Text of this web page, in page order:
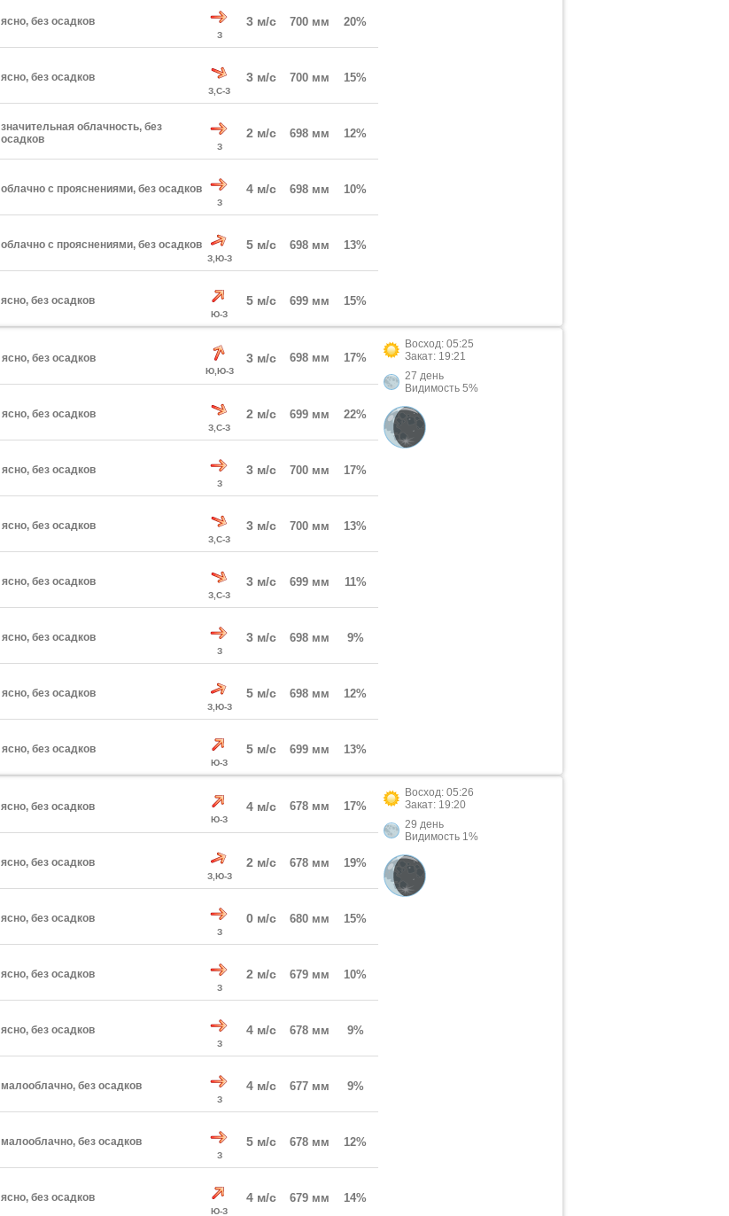
ясно, без осадков
З
3 м/с 700 мм 20%
ясно, без осадков
З,С-З
3 м/с 700 мм 15%
значительная облачность, без
осадков
З
2 м/с 698 мм 12%
облачно с прояснениями, без осадков
З
4 м/с 698 мм 10%
облачно с прояснениями, без осадков
З,Ю-З
5 м/с 698 мм 13%
ясно, без осадков
Ю-З
5 м/с 699 мм 15%
ясно, без осадков
Ю,Ю-З
3 м/с 698 мм 17%
ясно, без осадков
З,С-З
2 м/с 699 мм 22%
ясно, без осадков
З
3 м/с 700 мм 17%
ясно, без осадков
З,С-З
3 м/с 700 мм 13%
ясно, без осадков
З,С-З
3 м/с 699 мм 11%
ясно, без осадков
З
3 м/с 698 мм 9%
ясно, без осадков
З,Ю-З
5 м/с 698 мм 12%
ясно, без осадков
Ю-З
5 м/с 699 мм 13%
Восход: 05:25
Закат: 19:21
27 день
Видимость 5%
ясно, без осадков
Ю-З
4 м/с 678 мм 17%
ясно, без осадков
З,Ю-З
2 м/с 678 мм 19%
ясно, без осадков
З
0 м/с 680 мм 15%
ясно, без осадков
З
2 м/с 679 мм 10%
ясно, без осадков
З
4 м/с 678 мм 9%
малооблачно, без осадков
З
4 м/с 677 мм 9%
малооблачно, без осадков
З
5 м/с 678 мм 12%
ясно, без осадков
Ю-З
4 м/с 679 мм 14%
Восход: 05:26
Закат: 19:20
29 день
Видимость 1%